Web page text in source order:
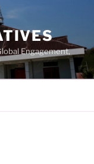
Engagement,